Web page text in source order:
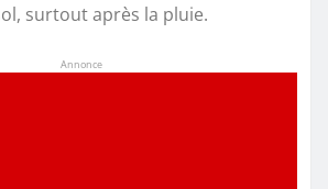
surtout après la pluie.
Annonce